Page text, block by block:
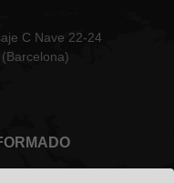
C Nave 22-24